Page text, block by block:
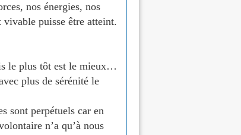
nos énergies, nos
puisse être atteint.
le plus tôt est le mieux…
plus de sérénité le
sont perpétuels car en
n’a qu’à nous